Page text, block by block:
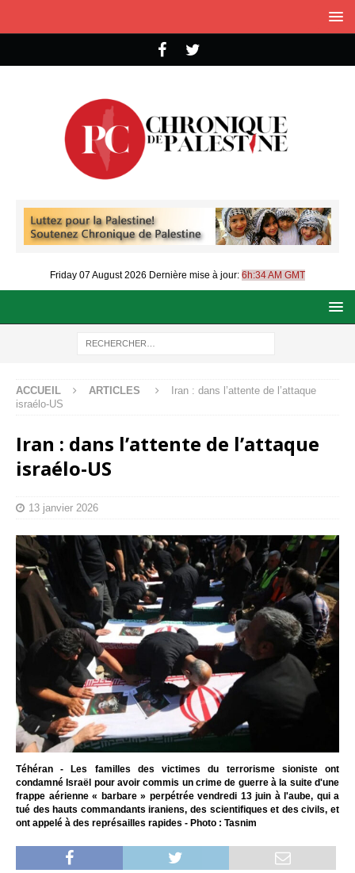
Friday 07 August 2026 Dernière mise à jour: 6h:34 AM GMT
ACCUEIL ARTICLES
Iran : dans l’attente de l’attaque
israélo-US
Iran : dans l’attente de l’attaque
israélo-US
13 janvier 2026
Téhéran - Les familles des victimes du terrorisme sioniste ont
condamné Israël pour avoir commis un crime de guerre à la suite d'une
frappe aérienne « barbare » perpétrée vendredi 13 juin à l'aube, qui a
tué des hauts commandants iraniens, des scientifiques et des civils, et
ont appelé à des représailles rapides - Photo : Tasnim